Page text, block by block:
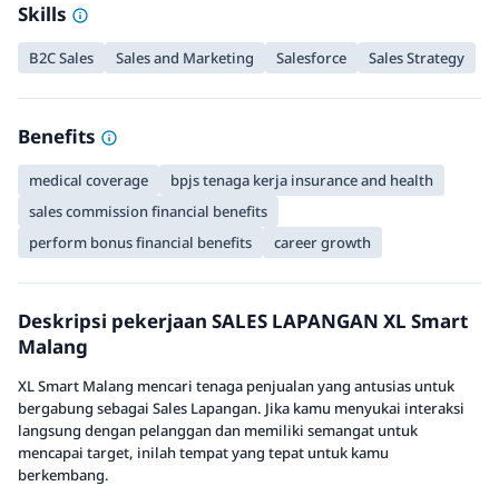
Skills
B2C Sales Sales and Marketing Salesforce Sales Strategy
Benefits
medical coverage
bpjs tenaga kerja insurance and health
sales commission financial benefits
perform bonus financial benefits
career growth
Deskripsi pekerjaan SALES LAPANGAN XL Smart
Malang
XL Smart Malang mencari tenaga penjualan yang antusias untuk
bergabung sebagai Sales Lapangan. Jika kamu menyukai interaksi
langsung dengan pelanggan dan memiliki semangat untuk
mencapai target, inilah tempat yang tepat untuk kamu
berkembang.